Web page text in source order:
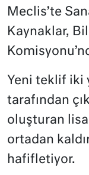
Meclis’te
Kaynaklar,
Yeni teklif iki
tarafından
oluşturan
ortadan
hafifletiyor.